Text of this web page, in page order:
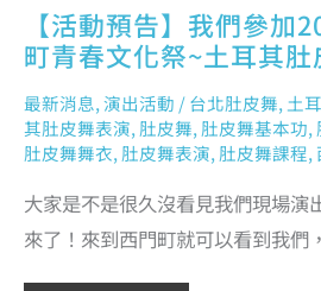
【活動預告】我們參加
町青春文化祭~土耳其
最新消息,演出活動 /台北肚皮舞, 土
其肚皮舞表演, 肚皮舞, 肚皮舞基本功,
肚皮舞舞衣, 肚皮舞表演, 肚皮舞課程,
大家是不是很久沒看見我們現場演
來了！來到西門町就可以看到我們